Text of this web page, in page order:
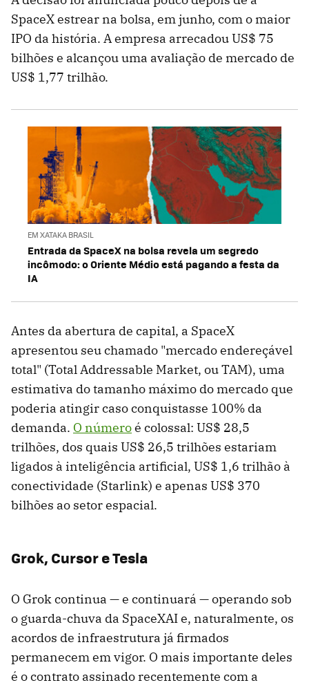
SpaceX estrear na bolsa, em junho, com o maior
IPO da história. A empresa arrecadou US$ 75
bilhões e alcançou uma avaliação de mercado de
US$ 1,77 trilhão.
EM XATAKA BRASIL
Entrada da SpaceX na bolsa revela um segredo
incômodo: o Oriente Médio está pagando a festa da
IA
Antes da abertura de capital, a SpaceX
apresentou seu chamado "mercado endereçável
total" (Total Addressable Market, ou TAM), uma
estimativa do tamanho máximo do mercado que
poderia atingir caso conquistasse 100% da
demanda. O númeroé colossal: US$ 28,5
trilhões, dos quais US$ 26,5 trilhões estariam
ligados à inteligência artificial, US$ 1,6 trilhão à
conectividade (Starlink) e apenas US$ 370
bilhões ao setor espacial.
Grok, Cursor e Tesla
O Grok continua — e continuará — operando sob
o guarda-chuva da SpaceXAI e, naturalmente, os
acordos de infraestrutura já firmados
permanecem em vigor. O mais importante deles
é o contrato assinado recentemente com a